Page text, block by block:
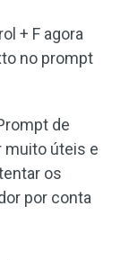
+ F agora
no prompt
de
muito úteis e
os
por conta